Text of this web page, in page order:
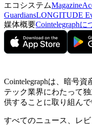
エコシステムMagazine
GuardiansLONGITUDE
媒体概要Cointelegraphに
Cointelegraphは、暗号
テック業界にわたって
供することに取り組んで
すべてのニュース、レ